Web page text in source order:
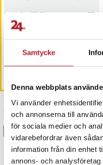
Samtycke
Denna webbplats
Vi använder
och annonserna till
för sociala medier och
vidarebefordrar även
information från din enhet
annons- och
Bordsställ för Harman
Kardon
SoundSticks/Aura Studio /
229 kr
229 kr
I lager, levereras inom 1-2
Senast besökta
BÄSTSÄLJARE